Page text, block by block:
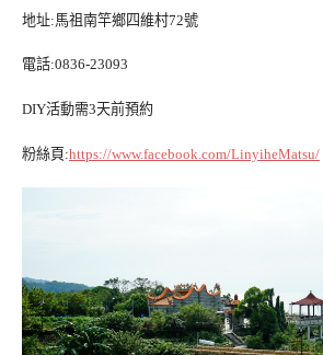
地址:馬祖南竿鄉四維村72號
電話:0836-23093
DIY活動需3天前預約
粉絲頁:https://www.facebook.com/LinyiheMatsu/